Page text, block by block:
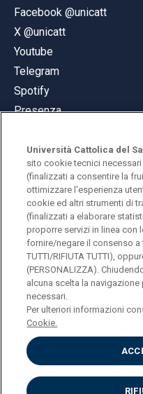
Facebook @unicatt
X @unicatt
Youtube
Telegram
Spotify
Presenza
© Università Cattolica del
Largo A. Gemelli 1,
PI 02133120150
ENGLISH
Privacy
Accessibilità
Cookies
Università Cattolica del
sito cookie tecnici
(finalizzati a consentire la
ottimizzare l'esperienza
cookie ed altri strumenti di
(finalizzati a elaborare
proporre servizi in linea con
fornire/negare il consenso a
TUTTI/RIFIUTA TUTTI),
(PERSONALIZZA).
alcuna scelta la
necessari.
Per ulteriori informazioni
Cookie.